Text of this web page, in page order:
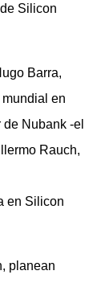
Silicon
Barra,
en
Nubank -el
Rauch,
en Silicon
planean